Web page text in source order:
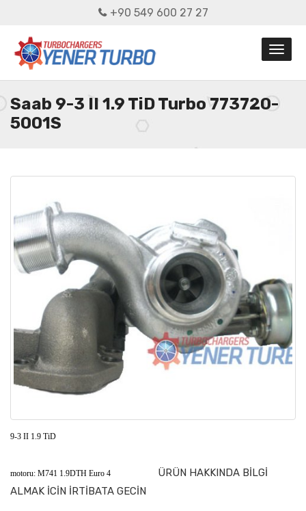
+90 549 600 27 27
Saab 9-3 II 1.9 TiD Turbo 773720-
5001S
9-3 II 1.9 TiD
motoru: M741 1.9DTH Euro 4 ÜRÜN HAKKINDA BİLGİ
ALMAK İCİN İRTİBATA GECİN